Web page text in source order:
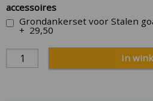
accessoires
Grondankerset voor Stalen
+ 29,50
In